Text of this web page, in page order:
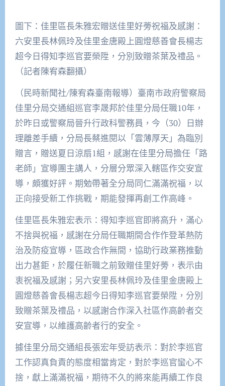
圖下：佳里區長朱雅宏贈送佳里好蒡祝福及感謝：
六安里長林佩玲及佳里金唐殿上圓燈慈善會長楊志
超今日得知李巡官要榮陞，分別致贈茶葉及禮品。
（記者陳宥森翻攝）
（民時新聞社/陳宥森臺南報導）臺南市政府警察局
佳里分局交通組巡官李晟邦於佳里分局任職10年，
於昨日或警察局晉升行政科警務員，今（30）日辦
理離差手續，分局長蔡進閱以「雲薄厚天」為臨別
贈言，贈送夏日涼扇1組，感謝在佳里分局擔任「路
老師」宣導團主講人，分層分眾深入轄區作交安宣
導，頗獲好評。期勉帶著全分局同仁滿滿祝福，以
正向接受新工作挑戰，期能發揮再創工作高峰。
佳里區長朱雅宏表示：得知李巡官即將高升，滿心
不捨與祝福，感謝在分局任職期間合作作登革熱防
治及防疫宣導，區政合作無間，協助行政業務推動
出力甚鉅，於履任新職之前致贈佳里好蒡，表示由
衷祝福及感謝；另六安里長林佩玲及佳里金唐殿上
圓燈慈善會長楊志超今日得知李巡官要榮陞，分別
致贈茶葉及禮品，以感謝合作深入社區作高齡者交
安宣導，以維護高齡者行的安全。
據佳里分局交通組長張宏年受訪表示：對於李巡官
工作認真負責的態度相當肯定，對於李巡官蠻心不
捨，獻上滿滿祝福，期待不久的將來能再續工作良